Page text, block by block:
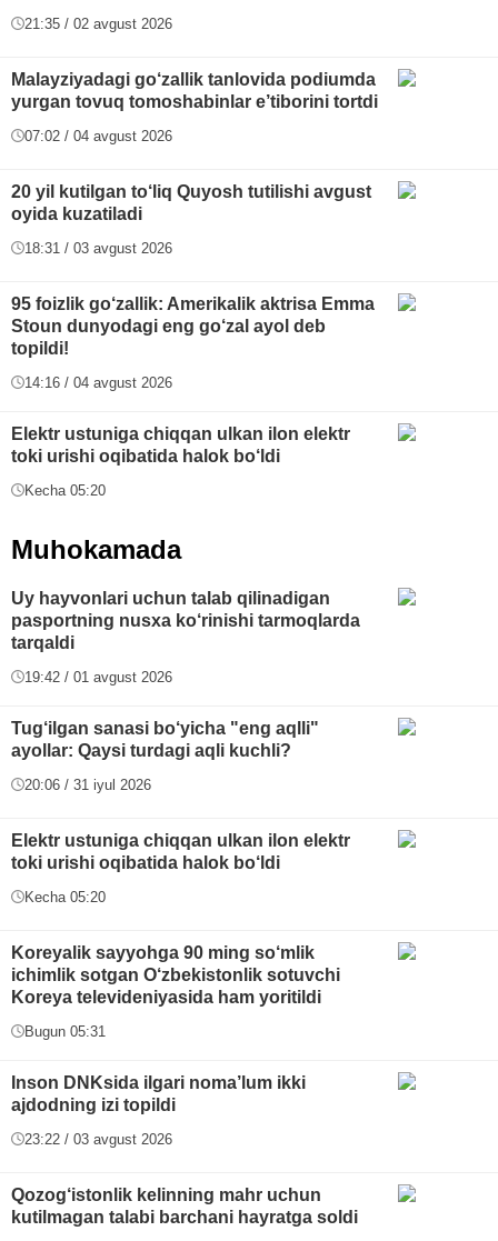
21:35 / 02 avgust 2026
Malayziyadagi go‘zallik tanlovida podiumda
yurgan tovuq tomoshabinlar e’tiborini tortdi
07:02 / 04 avgust 2026
20 yil kutilgan to‘liq Quyosh tutilishi avgust
oyida kuzatiladi
18:31 / 03 avgust 2026
95 foizlik go‘zallik: Amerikalik aktrisa Emma
Stoun dunyodagi eng go‘zal ayol deb
topildi!
14:16 / 04 avgust 2026
Elektr ustuniga chiqqan ulkan ilon elektr
toki urishi oqibatida halok bo‘ldi
Kecha 05:20
Muhokamada
Uy hayvonlari uchun talab qilinadigan
pasportning nusxa ko‘rinishi tarmoqlarda
tarqaldi
19:42 / 01 avgust 2026
Tug‘ilgan sanasi bo‘yicha "eng aqlli"
ayollar: Qaysi turdagi aqli kuchli?
20:06 / 31 iyul 2026
Elektr ustuniga chiqqan ulkan ilon elektr
toki urishi oqibatida halok bo‘ldi
Kecha 05:20
Koreyalik sayyohga 90 ming so‘mlik
ichimlik sotgan O‘zbekistonlik sotuvchi
Koreya televideniyasida ham yoritildi
Bugun 05:31
Inson DNKsida ilgari noma’lum ikki
ajdodning izi topildi
23:22 / 03 avgust 2026
Qozog‘istonlik kelinning mahr uchun
kutilmagan talabi barchani hayratga soldi